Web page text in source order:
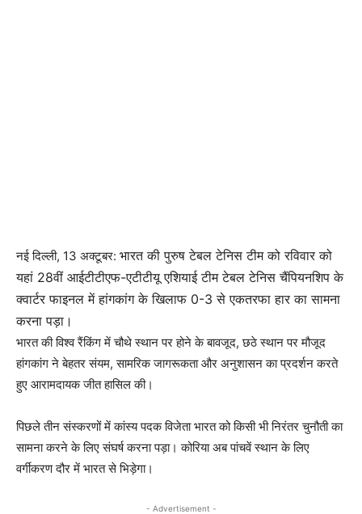
नई दिल्ली, 13 अक्टूबर: भारत की पुरुष टेबल टेनिस टीम को रविवार को
यहां 28वीं आईटीटीएफ-एटीटीयू एशियाई टीम टेबल टेनिस चैंपियनशिप के
क्वार्टर फाइनल में हांगकांग के खिलाफ 0-3 से एकतरफा हार का सामना
करना पड़ा।
भारत की विश्व रैंकिंग में चौथे स्थान पर होने के बावजूद, छठे स्थान पर मौजूद
हांगकांग ने बेहतर संयम, सामरिक जागरूकता और अनुशासन का प्रदर्शन करते
हुए आरामदायक जीत हासिल की।
पिछले तीन संस्करणों में कांस्य पदक विजेता भारत को किसी भी निरंतर चुनौती का
सामना करने के लिए संघर्ष करना पड़ा। कोरिया अब पांचवें स्थान के लिए
वर्गीकरण दौर में भारत से भिड़ेगा।
- Advertisement -